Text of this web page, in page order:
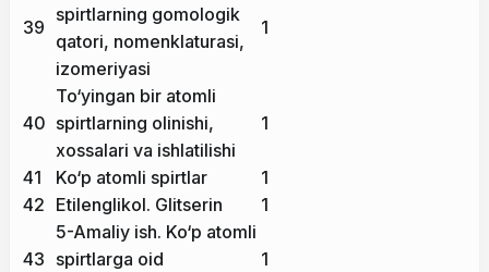
39
spirtlarning gomologik
qatori, nomenklaturasi,
izomeriyasi
1
40
To‘yingan bir atomli
spirtlarning olinishi,
xossalari va ishlatilishi
1
41 Ko‘p atomli spirtlar
1
42 Etilenglikol. Glitserin 1
43
5-Amaliy ish. Ko‘p atomli
spirtlarga oid
1